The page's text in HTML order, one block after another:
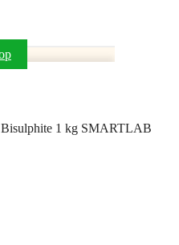
Bisulphite 1 kg SMARTLAB